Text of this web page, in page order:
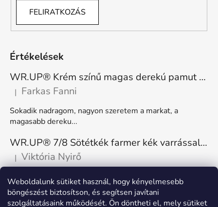
Weboldalunk sütiket használ, hogy kényelmesebb
böngészést biztosítson, és segítsen javítani
szolgáltatásaink működését. Ön döntheti el, mely sütiket
FELIRATKOZÁS
Értékelések
WR.UP® Krém színű magas derekú pamut nadrág RE(MOVE) WRUP1HC001ORG, Z40
A termék értékelése 5-ből 5 csillag.
| Farkas Fanni
Sokadik nadragom, nagyon szeretem a markat, a
magasabb dereku...
WR.UP® 7/8 Sötétkék farmer kék varrással, superskinny RE(MOVE) WRUP4RC002ORG, J0B
A termék értékelése 5-ből 5 csillag.
| Viktória Nyirő
Nagyon kényelmes, rugalmas. Méretnek megfelelő.